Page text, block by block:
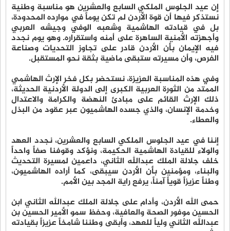
إن عيد الجلوس الملكي السابع والعشرين هو مناسبة وطنية
نستذكر فيها أن قوة الأردن لم تكن يوماً في موارده المحدودة،
بل في قيادته الهاشمية وشعبه الوفي وجيشه العربي
وأجهزته الأمنية الساهرة على أمنه واستقراره. وهو يوم نجدد
فيه الإيمان بأن الأردن قادر على تجاوز التحديات وصناعة
الفرص، وأن مسيرته ستبقى ماضية بثقة نحو المستقبل.
وفي هذه المناسبة العزيزة، نستحضر بكل فخر الإرث الهاشمي
الممتد من الثورة العربية الكبرى إلى الدولة الأردنية الحديثة،
ذلك الإرث القائم على مبادئ النهضة والكرامة والاعتدال
وخدمة الإنسان، والذي جسده الهاشميون عبر عقود من البذل
والعطاء.
إننا في عيد الجلوس الملكي السابع والعشرين، نجدد العهد
والولاء للقيادة الهاشمية الحكيمة، ونؤكد وقوفنا صفاً واحداً
خلف جلالة الملك عبدالله الثاني، داعمين لمسيرة التحديث
والبناء، ومؤمنين بأن الأردن سيبقى، كما أراده الهاشميون،
وطناً عزيزاً قوياً آمناً، يرفع راية المجد بين الأمم.
حمى الله الأردن، وأدام على جلالة الملك عبدالله الثاني ابن
الحسين موفور الصحة والعافية، وحفظ سمو الأمير الحسين بن
عبدالله الثاني ولياً للعهد، وأبقى وطننا شامخاً عزيزاً بقيادته